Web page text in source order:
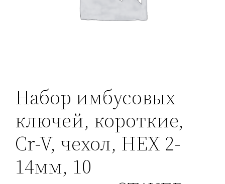
Набор имбусовых
ключей, короткие,
Cr-V, чехол, HEX 2-
14мм, 10